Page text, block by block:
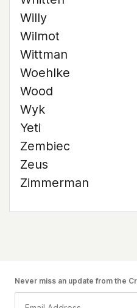
Willy
Wilmot
Wittman
Woehlke
Wood
Wyk
Yeti
Zembiec
Zeus
Zimmerman
Never miss an update from the